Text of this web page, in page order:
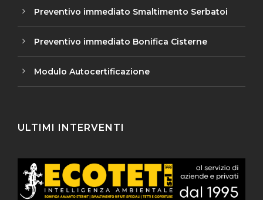
Preventivo immediato Smaltimento Serbatoi
Preventivo immediato Bonifica Cisterne
Modulo Autocertificazione
ULTIMI INTERVENTI